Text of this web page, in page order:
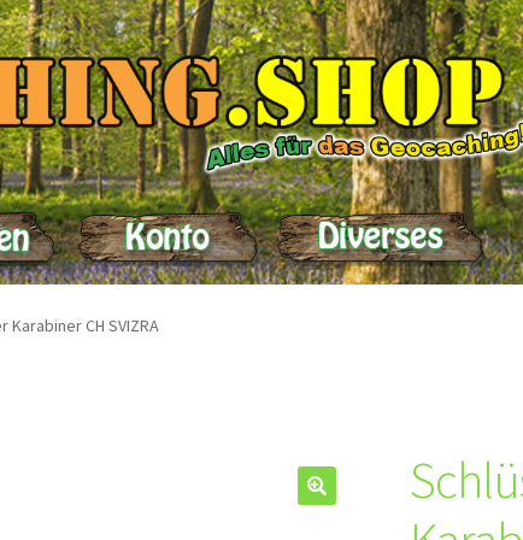
ImpressumKasse
Karabiner CH SVIZRA